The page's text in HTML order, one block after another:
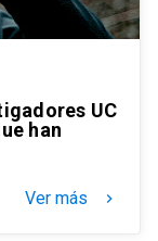
UC
han
Ver más keyboard_arrow_right